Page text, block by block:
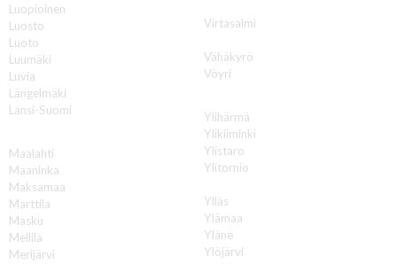
Luopioinen
Luosto
Luoto
Luumäki
Luvia
Längelmäki
Länsi-Suomi
Maalahti
Maaninka
Maksamaa
Marttila
Masku
Mellilä
Merijärvi
Virtasalmi
Vähäkyrö
Vöyri
Ylihärmä
Ylikiiminki
Ylistaro
Ylitornio
Ylläs
Ylämaa
Yläne
Ylöjärvi